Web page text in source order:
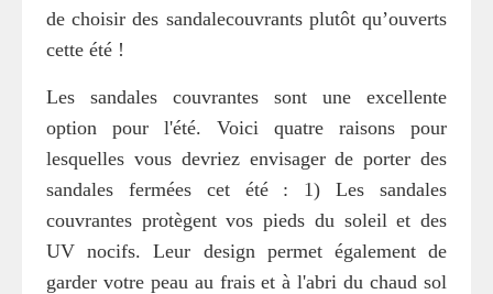
de choisir des sandalecouvrants plutôt qu’ouverts
cette été !
Les sandales couvrantes sont une excellente
option pour l'été. Voici quatre raisons pour
lesquelles vous devriez envisager de porter des
sandales fermées cet été : 1) Les sandales
couvrantes protègent vos pieds du soleil et des
UV nocifs. Leur design permet également de
garder votre peau au frais et à l'abri du chaud sol